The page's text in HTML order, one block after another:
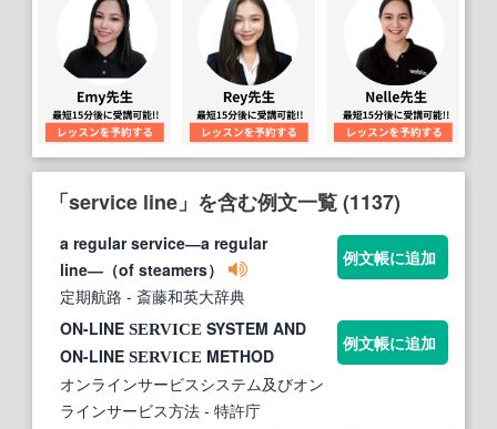
「service line」を含む例文一覧 (1137)
a regular service―a regular
line―（of steamers）
定期航路 - 斎藤和英大辞典
例文帳に追加
ON-LINE SERVICE SYSTEM AND
ON-LINE SERVICE METHOD
オンラインサービスシステム及びオン
ラインサービス方法 - 特許庁
例文帳に追加